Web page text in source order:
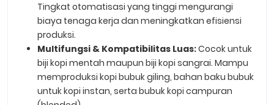
Tingkat otomatisasi yang tinggi mengurangi
biaya tenaga kerja dan meningkatkan efisiensi
produksi.
Multifungsi & Kompatibilitas Luas:Cocok untuk
biji kopi mentah maupun biji kopi sangrai. Mampu
memproduksi kopi bubuk giling, bahan baku bubuk
untuk kopi instan, serta bubuk kopi campuran